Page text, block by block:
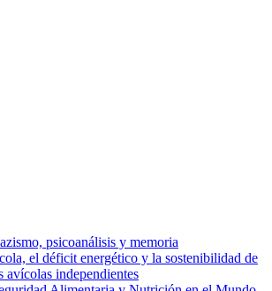
psicoanálisis y memoria
el déficit energético y la sostenibilidad de
avícolas independientes